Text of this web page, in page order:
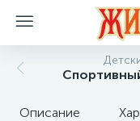
Описание